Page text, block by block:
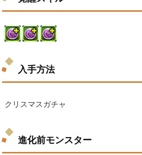
入手方法
クリスマスガチャ
進化前モンスター